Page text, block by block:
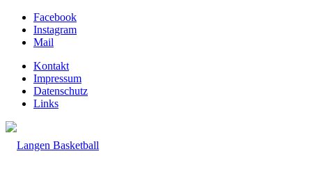
Facebook
Instagram
Mail
Kontakt
Impressum
Datenschutz
Links